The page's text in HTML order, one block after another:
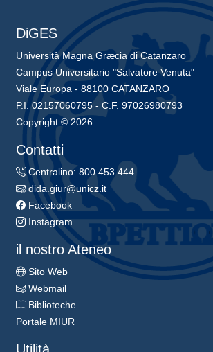
DiGES
Università Magna Græcia di Catanzaro
Campus Universitario "Salvatore Venuta"
Viale Europa - 88100 CATANZARO
P.I. 02157060795 - C.F. 97026980793
Copyright © 2026
Contatti
Centralino: 800 453 444
dida.giur@unicz.it
Facebook
Instagram
il nostro Ateneo
Sito Web
Webmail
Biblioteche
Portale MIUR